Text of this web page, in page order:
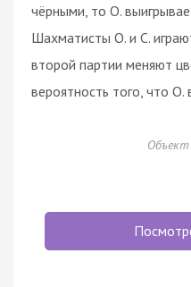
чёрными, то О.
Шахматисты О. и С.
второй партии меняют
вероятность того, что О.
Объект